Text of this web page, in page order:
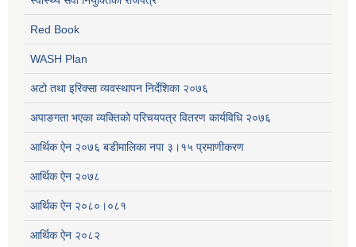
Red Book
WASH Plan
अटो तथा इरिक्सा व्यवस्थापन निर्देशिका २०७६
अपाङगता भएका व्यक्तिको परिचयपत्र वितरण कार्यविधि २०७६
आर्थिक ऐन २०७६ बडीमालिका नपा ३।१५ प्रमाणीकरण
आर्थिक ऐन २०७८
आर्थिक ऐन २०८०।०८१
आर्थिक ऐन २०८२